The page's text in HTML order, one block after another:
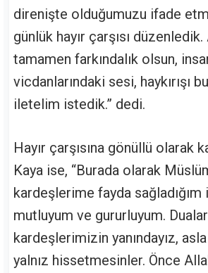
direnişte olduğumuzu ifade
günlük hayır çarşısı düzenledik.
tamamen farkındalık olsun,
vicdanlarındaki sesi, haykırışı
iletelim istedik.” dedi.
Hayır çarşısına gönüllü olarak
Kaya ise, “Burada olarak
kardeşlerime fayda
mutluyum ve gururluyum.
kardeşlerimizin yanındayız,
yalnız hissetmesinler. Önce